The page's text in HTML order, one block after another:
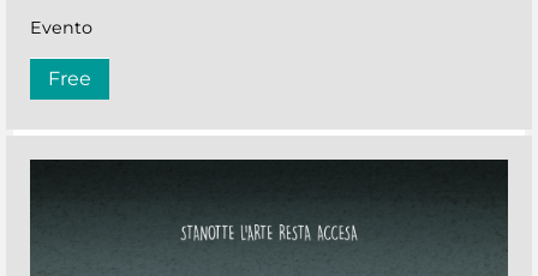
Evento
Free